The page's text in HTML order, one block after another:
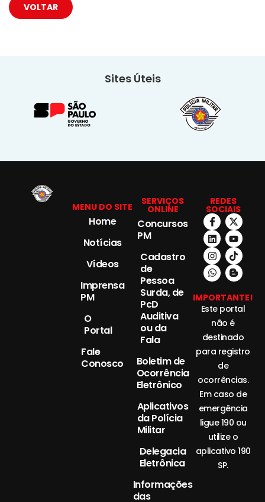
VOLTAR
Sites Úteis
MENU DO SITE
Home
Notícias
Vídeos
Imprensa
PM
O
Portal
Fale
Conosco
SERVIÇOS
ONLINE
Concursos
PM
Cadastro
de
Pessoa
Surda, de
PcD
Auditiva
ou da
Fala
Boletim de
Ocorrência
Eletrônico
Aplicativos
da Polícia
Militar
Delegacia
Eletrônica
Informações
das
REDES
SOCIAIS
IMPORTANTE!
Este portal
não é
destinado
para registro
de
ocorrências.
Em caso de
emergência
ligue 190 ou
utilize o
aplicativo 190
SP.